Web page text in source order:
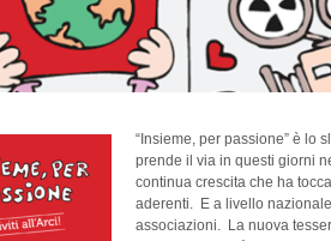
“Insieme, per passione” è lo
prende il via in questi giorni
continua crescita che ha
aderenti. E a livello
associazioni. La nuova